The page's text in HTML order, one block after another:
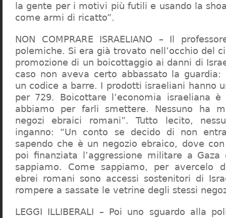
la gente per i motivi più futili e usando la
come armi di ricatto”.
NON COMPRARE ISRAELIANO – Il
polemiche. Si era già trovato nell’occhio del
promozione di un boicottaggio ai danni di
caso non aveva certo abbassato la guardia:
un codice a barre. I prodotti israeliani hanno
per 729. Boicottare l’economia israeliana è
abbiamo per farli smettere. Nessuno ha
negozi ebraici romani”. Tutto lecito,
inganno: “Un conto se decido di non
sapendo che è un negozio ebraico, dove
poi finanziata l’aggressione militare a
sappiamo. Come sappiamo, per avercelo
ebrei romani sono accessi sostenitori di
rompere a sassate le vetrine degli stessi
LEGGI ILLIBERALI – Poi uno sguardo alla